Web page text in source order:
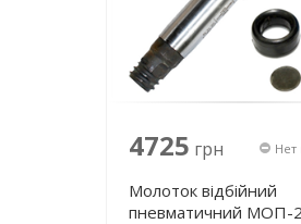
4725 грн Нет
Молоток відбійний
пневматичний МОП-2